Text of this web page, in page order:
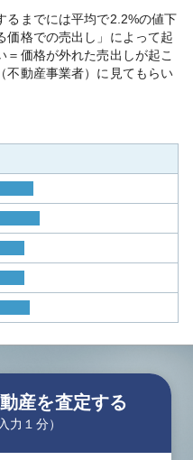
るまでには平均で2.2%の値下
価格での売出し」によって起
＝価格が外れた売出しが起こ
不動産事業者）に見てもらい
産を査定する
力１分）